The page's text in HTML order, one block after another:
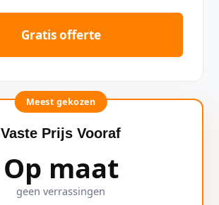
Gratis offerte
Meest gekozen
Vaste Prijs Vooraf
Op maat
geen verrassingen